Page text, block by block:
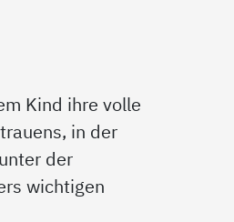
Kind ihre volle
in der
der
wichtigen